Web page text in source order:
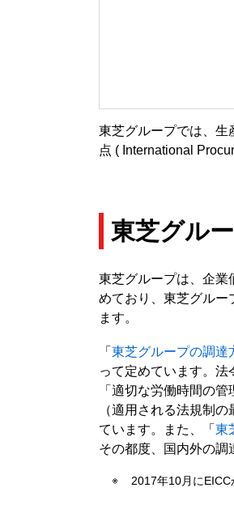
東芝グループでは、生
点 ( International
東芝グル
東芝グループは、企業
めており、東芝グルー
ます。
「 東芝グループの調達
って定めています。
「適切な労働時間の
（適用される法規制
ています。また、「 東
その都度、国内外の調
2017年10月にEICC